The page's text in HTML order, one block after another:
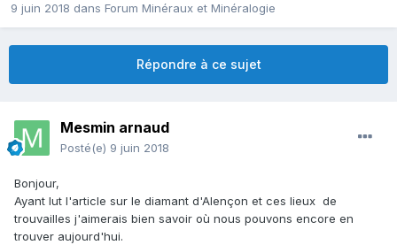
9 juin 2018 dans Forum Minéraux et Minéralogie
Répondre à ce sujet
Mesmin arnaud
Posté(e) 9 juin 2018
Bonjour,
Ayant lut l'article sur le diamant d'Alençon et ces lieux de
trouvailles j'aimerais bien savoir où nous pouvons encore en
trouver aujourd'hui.